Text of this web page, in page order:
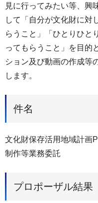
見に行ってみたい等、興
して「自分が文化財に対
らうこと」「ひとりひと
ってもらうこと」を目的
ション及び動画の作成等
します。
件名
文化財保存活用地域計画
制作等業務委託
プロポーザル結果